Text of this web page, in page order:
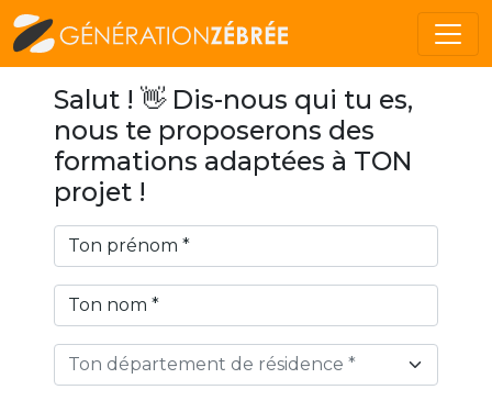
Salut ! 👋 Dis-nous qui tu es,
nous te proposerons des
formations adaptées à TON
projet !
Ton département de résidence *